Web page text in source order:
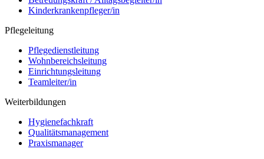
Kinderkrankenpfleger/in
Pflegeleitung
Pflegedienstleitung
Wohnbereichsleitung
Einrichtungsleitung
Teamleiter/in
Weiterbildungen
Hygienefachkraft
Qualitätsmanagement
Praxismanager